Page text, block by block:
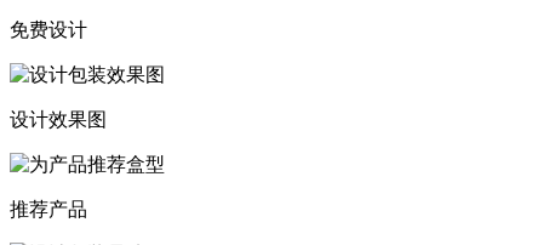
免费设计
设计效果图
推荐产品